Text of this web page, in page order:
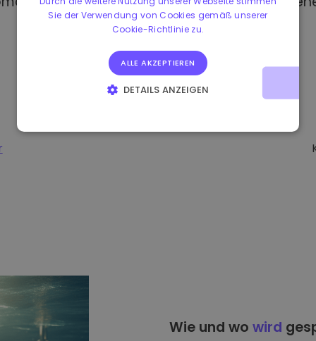
Wie und wo wird
Sie der Verwendung von Cookies gemäß unserer
Cookie-Richtlinie zu.
ALLE AKZEPTIEREN
DETAILS ANZEIGEN